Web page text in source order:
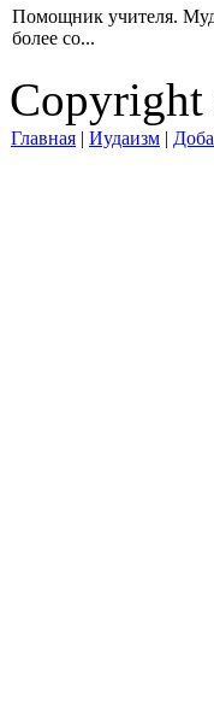
Помощник учителя.
более со...
Главная | Иудаизм |